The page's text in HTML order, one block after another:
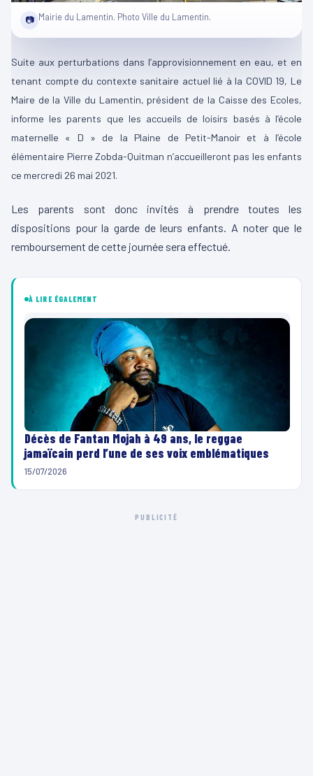
📷 Mairie du Lamentin. Photo Ville du Lamentin.
Suite aux perturbations dans l’approvisionnement en eau, et en
tenant compte du contexte sanitaire actuel lié à la COVID 19, Le
Maire de la Ville du Lamentin, président de la Caisse des Ecoles,
informe les parents que les accueils de loisirs basés à l’école
maternelle « D » de la Plaine de Petit-Manoir et à l’école
élémentaire Pierre Zobda-Quitman n’accueilleront pas les enfants
ce mercredi 26 mai 2021.
Les parents sont donc invités à prendre toutes les
dispositions pour la garde de leurs enfants. A noter que le
remboursement de cette journée sera effectué.
À LIRE ÉGALEMENT
Décès de Fantan Mojah à 49 ans, le reggae
jamaïcain perd l’une de ses voix emblématiques
15/07/2026
PUBLICITÉ